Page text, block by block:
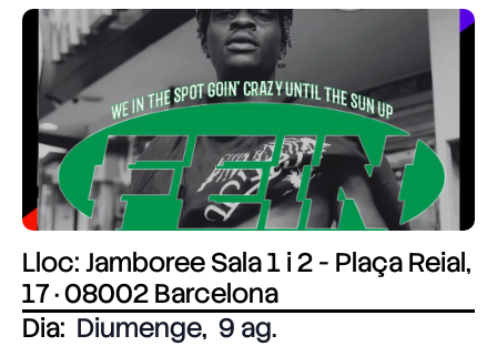
Lloc: Jamboree Sala 1 i 2 - Plaça Reial,
17 · 08002 Barcelona
Dia: Diumenge, 9 ag.